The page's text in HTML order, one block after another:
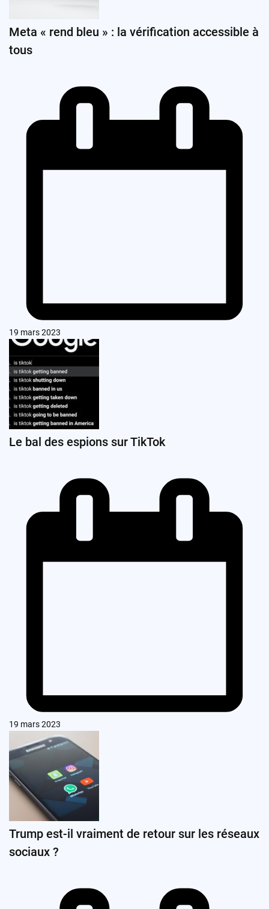
Meta « rend bleu » : la vérification accessible à
tous
19 mars 2023
Le bal des espions sur TikTok
19 mars 2023
Trump est-il vraiment de retour sur les réseaux
sociaux ?